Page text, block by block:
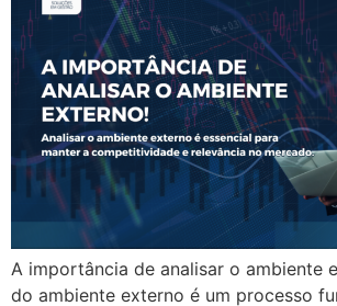
A importância de analisar o ambiente
do ambiente externo é um processo